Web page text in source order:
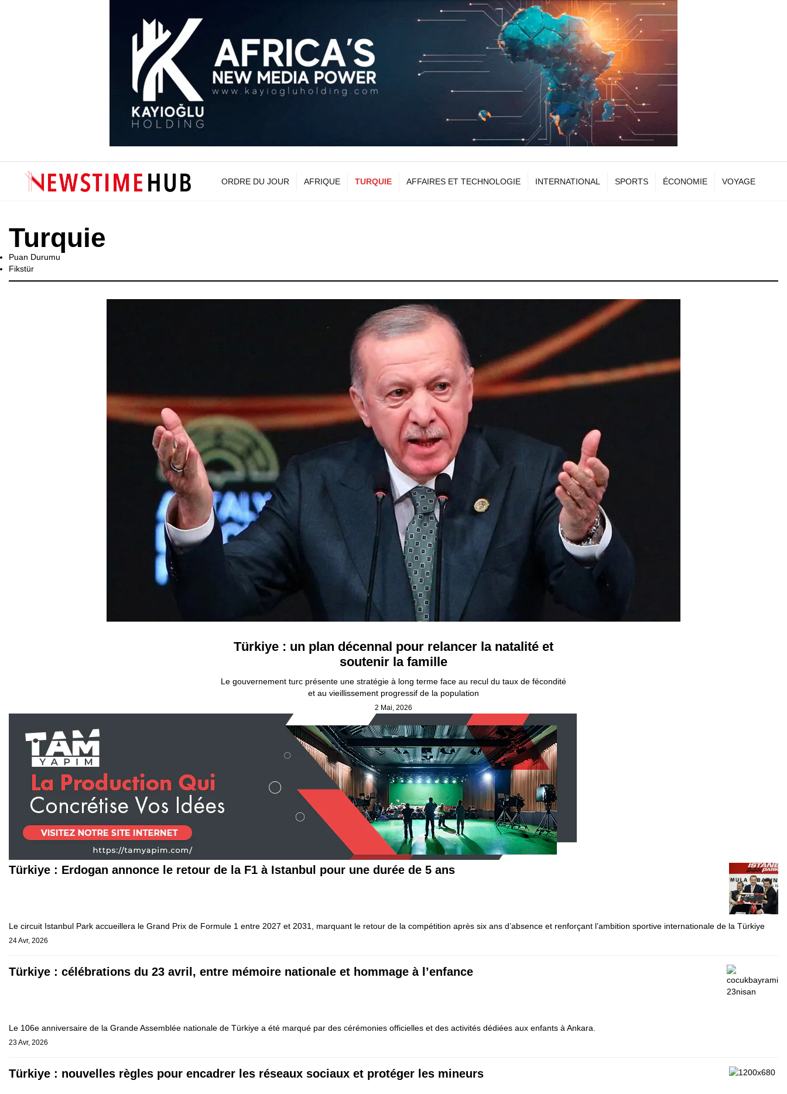
ORDRE DU JOUR AFRIQUE TURQUIE AFFAIRES ET TECHNOLOGIE INTERNATIONAL SPORTS ÉCONOMIE VOYAGE
Turquie
Puan Durumu
Fikstür
Türkiye : un plan décennal pour relancer la natalité et
soutenir la famille
Le gouvernement turc présente une stratégie à long terme face au recul du taux de fécondité
et au vieillissement progressif de la population
2 Mai, 2026
Türkiye : Erdogan annonce le retour de la F1 à Istanbul pour une durée de 5 ans
Le circuit Istanbul Park accueillera le Grand Prix de Formule 1 entre 2027 et 2031, marquant le retour de la compétition après six ans d’absence et renforçant l’ambition sportive internationale de la Türkiye
24 Avr, 2026
Türkiye : célébrations du 23 avril, entre mémoire nationale et hommage à l’enfance
Le 106e anniversaire de la Grande Assemblée nationale de Türkiye a été marqué par des cérémonies officielles et des activités dédiées aux enfants à Ankara.
23 Avr, 2026
Türkiye : nouvelles règles pour encadrer les réseaux sociaux et protéger les mineurs